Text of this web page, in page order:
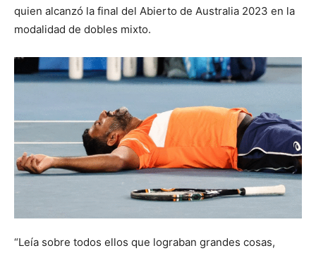
quien alcanzó la final del Abierto de Australia 2023 en la
modalidad de dobles mixto.
“Leía sobre todos ellos que lograban grandes cosas,